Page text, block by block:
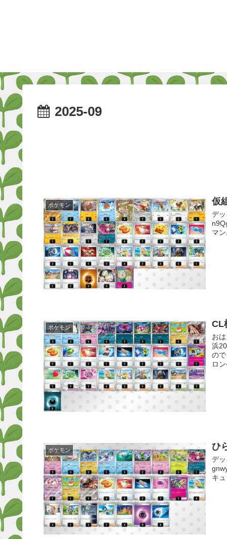
2025-09
ポケモン 仮
デ
マ
ポケモン CL
お
浜
の
ロ
ポケモン ひ
デ
キ